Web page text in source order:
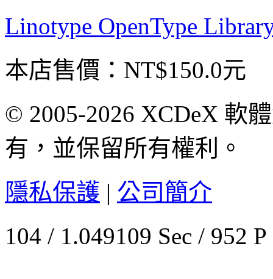
Linotype OpenType
本店售價： NT$150.0元
© 2005-2026 XCDeX 軟
有，並保留所有權利。
隱私保護 | 公司簡介
104 / 1.049109 Sec / 952